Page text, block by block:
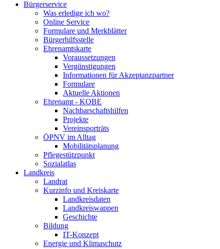
Bürgerservice
Was erledige ich wo?
Online Service
Formulare und Merkblätter
Bürgerhilfsstelle
Ehrenamtskarte
Voraussetzungen
Vergünstigungen
Informationen für Akzeptanzpartner
Formulare
Aktuelle Aktionen
Ehrenamt - KOBE
Nachbarschaftshilfen
Projekte
Vereinsporträts
ÖPNV im Alltag
Mobilitätsplanung
Pflegestützpunkt
Sozialatlas
Landkreis
Landrat
Kurzinfo und Kreiskarte
Landkreisdaten
Landkreiswappen
Geschichte
Bildung
IT-Konzept
Energie und Klimaschutz